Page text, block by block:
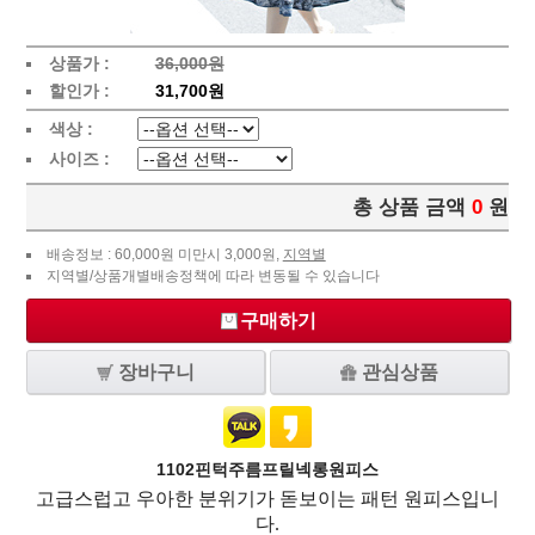
상품가 :
36,000원
할인가 :
31,700원
색상 :
사이즈 :
총 상품 금액 0 원
배송정보 : 60,000원 미만시 3,000원, 지역별
지역별/상품개별배송정책에 따라 변동될 수 있습니다
구매하기
장바구니 관심상품
1102핀턱주름프릴넥롱원피스
고급스럽고 우아한 분위기가 돋보이는 패턴 원피스입니
다.